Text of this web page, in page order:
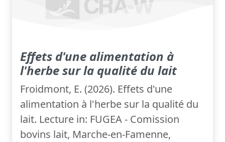
Effets d'une alimentation à
l'herbe sur la qualité du lait
Froidmont, E. (2026). Effets d'une
alimentation à l'herbe sur la qualité du
lait. Lecture in: FUGEA - Comission
bovins lait, Marche-en-Famenne,